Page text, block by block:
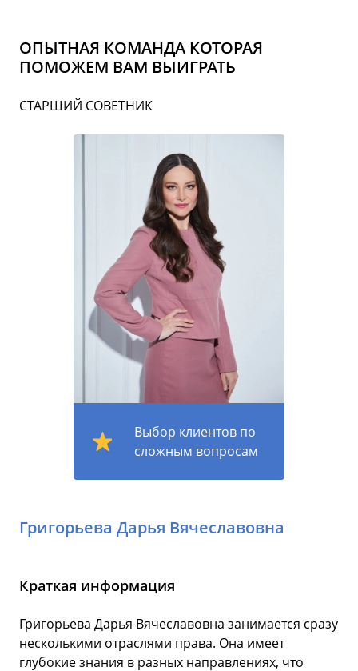
ОПЫТНАЯ КОМАНДА КОТОРАЯ
ПОМОЖЕМ ВАМ ВЫИГРАТЬ
СТАРШИЙ СОВЕТНИК
Выбор клиентов по
сложным вопросам
Григорьева Дарья Вячеславовна
Краткая информация
Григорьева Дарья Вячеславовна занимается сразу
несколькими отраслями права. Она имеет
глубокие знания в разных направлениях, что